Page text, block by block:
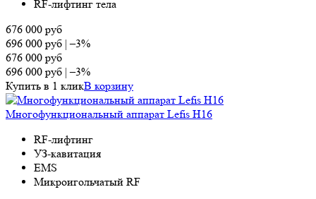
RF-лифтинг тела
676 000 руб
696 000 руб |–3%
676 000 руб
696 000 руб |–3%
Купить в 1 кликВ корзину
Многофункциональный аппарат Lefis H16
RF-лифтинг
УЗ-кавитация
EMS
Микроигольчатый RF